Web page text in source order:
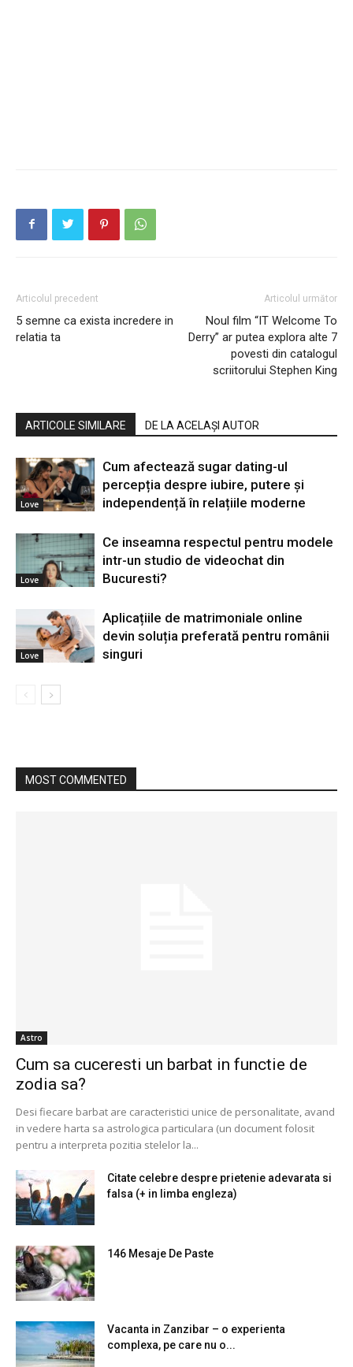
Articolul precedent
5 semne ca exista incredere in
relatia ta
Articolul următor
Noul film “IT Welcome To
Derry” ar putea explora alte 7
povesti din catalogul
scriitorului Stephen King
ARTICOLE SIMILARE DE LA ACELAȘI AUTOR
Love
Cum afectează sugar dating-ul
percepția despre iubire, putere și
independență în relațiile moderne
Love
Ce inseamna respectul pentru modele
intr-un studio de videochat din
Bucuresti?
Love
Aplicațiile de matrimoniale online
devin soluția preferată pentru românii
singuri
MOST COMMENTED
Astro
Cum sa cuceresti un barbat in functie de
zodia sa?
Desi fiecare barbat are caracteristici unice de personalitate, avand
in vedere harta sa astrologica particulara (un document folosit
pentru a interpreta pozitia stelelor la...
Citate celebre despre prietenie adevarata si
falsa (+ in limba engleza)
146 Mesaje De Paste
Vacanta in Zanzibar – o experienta
complexa, pe care nu o...